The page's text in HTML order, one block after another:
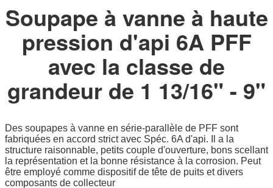
Soupape à vanne à haute
pression d'api 6A PFF
avec la classe de
grandeur de 1 13/16" - 9"
Des soupapes à vanne en série-parallèle de PFF sont
fabriquées en accord strict avec Spéc. 6A d'api. Il a la
structure raisonnable, petits couple d'ouverture, bons scellant
la représentation et la bonne résistance à la corrosion. Peut
être employé comme dispositif de tête de puits et divers
composants de collecteur